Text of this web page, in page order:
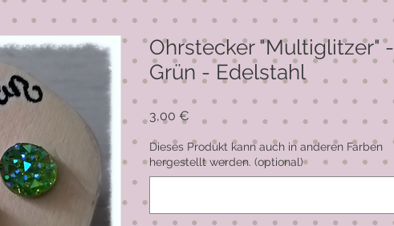
Ohrstecker "Multiglitzer" -
Grün - Edelstahl
3,00 €
Dieses Produkt kann auch in anderen Farben
hergestellt werden. (optional)